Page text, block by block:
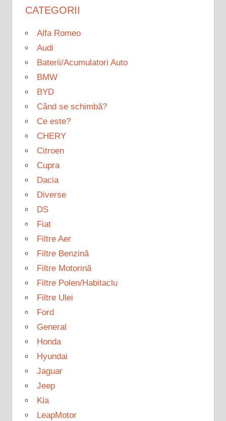
CATEGORII
Alfa Romeo
Audi
Baterii/Acumulatori Auto
BMW
BYD
Când se schimbă?
Ce este?
CHERY
Citroen
Cupra
Dacia
Diverse
DS
Fiat
Filtre Aer
Filtre Benzină
Filtre Motorină
Filtre Polen/Habitaclu
Filtre Ulei
Ford
General
Honda
Hyundai
Jaguar
Jeep
Kia
LeapMotor